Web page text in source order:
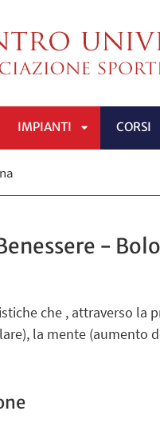
IMPIANTI CORSI
-
che , attraverso
la mente (aumento